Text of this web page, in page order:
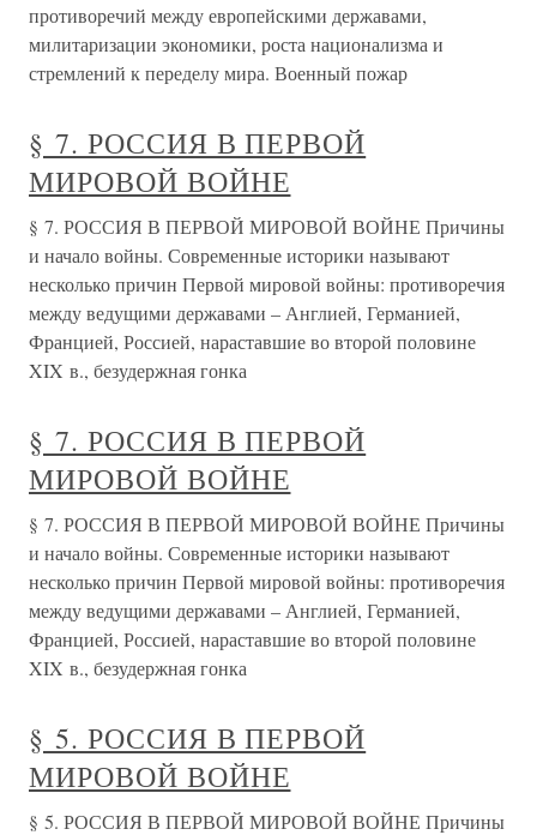
противоречий между европейскими державами,
милитаризации экономики, роста национализма и
стремлений к переделу мира. Военный пожар
§ 7. РОССИЯ В ПЕРВОЙ
МИРОВОЙ ВОЙНЕ
§ 7. РОССИЯ В ПЕРВОЙ МИРОВОЙ ВОЙНЕ Причины
и начало войны. Современные историки называют
несколько причин Первой мировой войны: противоречия
между ведущими державами – Англией, Германией,
Францией, Россией, нараставшие во второй половине
XIX в., безудержная гонка
§ 7. РОССИЯ В ПЕРВОЙ
МИРОВОЙ ВОЙНЕ
§ 7. РОССИЯ В ПЕРВОЙ МИРОВОЙ ВОЙНЕ Причины
и начало войны. Современные историки называют
несколько причин Первой мировой войны: противоречия
между ведущими державами – Англией, Германией,
Францией, Россией, нараставшие во второй половине
XIX в., безудержная гонка
§ 5. РОССИЯ В ПЕРВОЙ
МИРОВОЙ ВОЙНЕ
§ 5. РОССИЯ В ПЕРВОЙ МИРОВОЙ ВОЙНЕ Причины